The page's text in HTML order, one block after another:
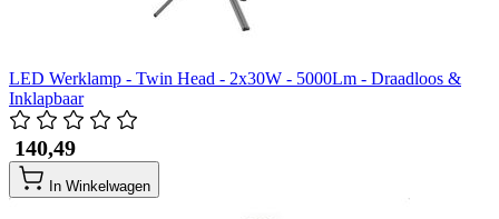
LED Werklamp - Twin Head - 2x30W - 5000Lm - Draadloos &
Inklapbaar
​ 140,49
In Winkelwagen